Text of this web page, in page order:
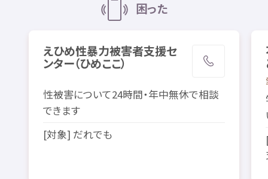
困った
えひめ性暴力被害者支援セ
ンター（ひめここ）
性被害について24時間・年中無休で相談
できます
[対象] だれでも